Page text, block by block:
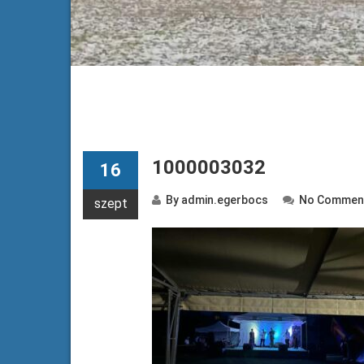
16
szept
1000003032
By admin.egerbocs No